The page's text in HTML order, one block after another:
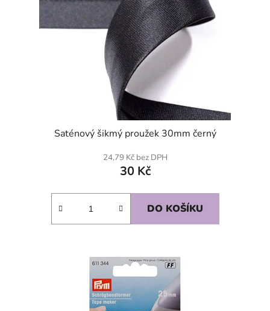
Saténový šikmý proužek 30mm černý
24,79 Kč bez DPH
30 Kč
DO KOŠÍKU